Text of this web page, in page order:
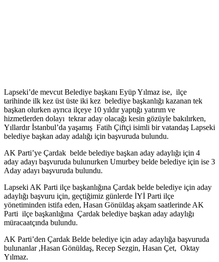
Lapseki’de mevcut Belediye başkanı Eyüp Yılmaz ise, ilçe
tarihinde ilk kez üst üste iki kez belediye başkanlığı kazanan tek
başkan olurken ayrıca ilçeye 10 yıldır yaptığı yatırım ve
hizmetlerden dolayı tekrar aday olacağı kesin gözüyle bakılırken,
Yıllardır İstanbul’da yaşamış Fatih Çiftçi isimli bir vatandaş Lapseki
belediye başkan aday adalığı için başvuruda bulundu.
AK Parti’ye Çardak belde belediye başkan aday adaylığı için 4
aday adayı başvuruda bulunurken Umurbey belde belediye için ise 3
Aday adayı başvuruda bulundu.
Lapseki AK Parti ilçe başkanlığına Çardak belde belediye için aday
adaylığı başvuru için, geçtiğimiz günlerde İYİ Parti ilçe
yönetiminden istifa eden, Hasan Gönüldaş akşam saatlerinde AK
Parti ilçe başkanlığına Çardak belediye başkan aday adaylığı
müracaatçında bulundu.
AK Parti’den Çardak Belde belediye için aday adaylığa başvuruda
bulunanlar ,Hasan Gönüldaş, Recep Sezgin, Hasan Çet, Oktay
Yılmaz.